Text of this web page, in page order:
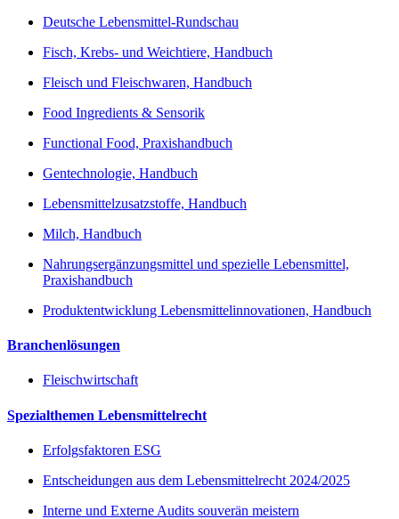
Deutsche Lebensmittel-Rundschau
Fisch, Krebs- und Weichtiere, Handbuch
Fleisch und Fleischwaren, Handbuch
Food Ingredients & Sensorik
Functional Food, Praxishandbuch
Gentechnologie, Handbuch
Lebensmittelzusatzstoffe, Handbuch
Milch, Handbuch
Nahrungsergänzungsmittel und spezielle Lebensmittel,
Praxishandbuch
Produktentwicklung Lebensmittelinnovationen, Handbuch
Branchenlösungen
Fleischwirtschaft
Spezialthemen Lebensmittelrecht
Erfolgsfaktoren ESG
Entscheidungen aus dem Lebensmittelrecht 2024/2025
Interne und Externe Audits souverän meistern